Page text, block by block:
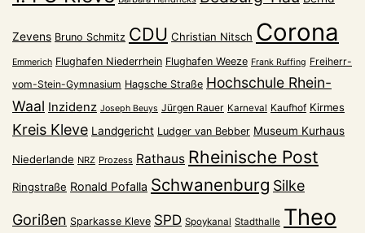
Zevens Bruno Schmitz CDU Christian Nitsch Corona
Emmerich Flughafen Niederrhein Flughafen Weeze Frank Ruffing Freiherr-
vom-Stein-Gymnasium Hagsche Straße Hochschule Rhein-
Waal Inzidenz Joseph Beuys Jürgen Rauer Karneval Kaufhof Kirmes
Kreis Kleve Landgericht Ludger van Bebber Museum Kurhaus
Niederlande NRZ Prozess Rathaus Rheinische Post
Ringstraße Ronald Pofalla Schwanenburg Silke
Gorißen Sparkasse Kleve SPD Spoykanal Stadthalle Theo